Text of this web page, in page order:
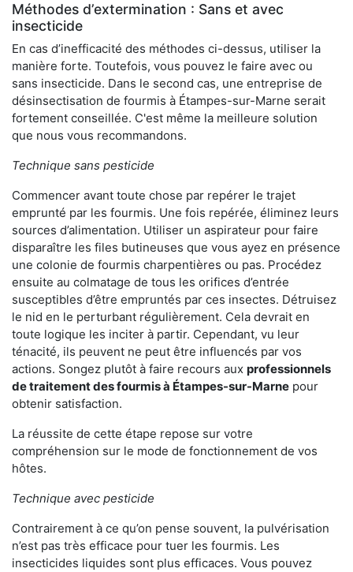
Méthodes d’extermination : Sans et avec
insecticide
En cas d’inefficacité des méthodes ci-dessus, utiliser la
manière forte. Toutefois, vous pouvez le faire avec ou
sans insecticide. Dans le second cas, une entreprise de
désinsectisation de fourmis à Étampes-sur-Marne serait
fortement conseillée. C'est même la meilleure solution
que nous vous recommandons.
Technique sans pesticide
Commencer avant toute chose par repérer le trajet
emprunté par les fourmis. Une fois repérée, éliminez leurs
sources d’alimentation. Utiliser un aspirateur pour faire
disparaître les files butineuses que vous ayez en présence
une colonie de fourmis charpentières ou pas. Procédez
ensuite au colmatage de tous les orifices d’entrée
susceptibles d’être empruntés par ces insectes. Détruisez
le nid en le perturbant régulièrement. Cela devrait en
toute logique les inciter à partir. Cependant, vu leur
ténacité, ils peuvent ne peut être influencés par vos
actions. Songez plutôt à faire recours aux professionnels
de traitement des fourmis à Étampes-sur-Marne pour
obtenir satisfaction.
La réussite de cette étape repose sur votre
compréhension sur le mode de fonctionnement de vos
hôtes.
Technique avec pesticide
Contrairement à ce qu’on pense souvent, la pulvérisation
n’est pas très efficace pour tuer les fourmis. Les
insecticides liquides sont plus efficaces. Vous pouvez